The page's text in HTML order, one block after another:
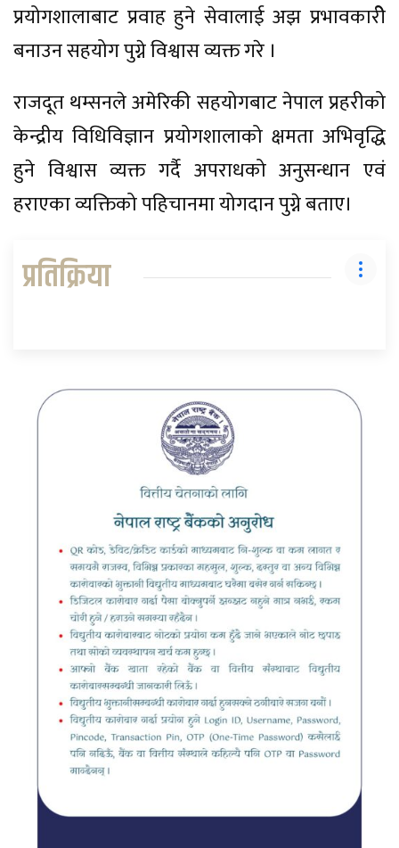
प्रयोगशालाबाट प्रवाह हुने सेवालाई अझ प्रभावकारीे
बनाउन सहयोग पुग्ने विश्वास व्यक्त गरे ।
राजदूत थम्सनले अमेरिकी सहयोगबाट नेपाल प्रहरीको
केन्द्रीय विधिविज्ञान प्रयोगशालाको क्षमता अभिवृद्धि
हुने विश्वास व्यक्त गर्दै अपराधको अनुसन्धान एवं
हराएका व्यक्तिको पहिचानमा योगदान पुग्ने बताए।
प्रतिक्रिया